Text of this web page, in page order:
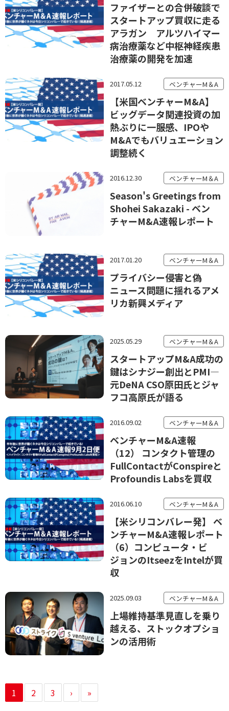
ファイザーとの合併破談で
スタートアップ買収に走る
アラガン アルツハイマー
病治療薬など中枢神経疾患
治療薬の開発を加速
2017.05.12 ベンチャーM＆A
【米国ベンチャーM&A】
ビッグデータ関連投資の加
熱ぶりに一服感、IPOや
M&Aでもバリュエーション
調整続く
2016.12.30 ベンチャーM＆A
Season's Greetings from
Shohei Sakazaki - ベン
チャーM&A速報レポート
2017.01.20 ベンチャーM＆A
プライバシー侵害と偽
ニュース問題に揺れるアメ
リカ新興メディア
2025.05.29 ベンチャーM＆A
スタートアップM&A成功の
鍵はシナジー創出とPMI—
元DeNA CSO原田氏とジャ
フコ高原氏が語る
2016.09.02 ベンチャーM＆A
ベンチャーM&A速報
（12） コンタクト管理の
FullContactがConspireと
Profoundis Labsを買収
2016.06.10 ベンチャーM＆A
【米シリコンバレー発】 ベ
ンチャーM&A速報レポート
（6）コンピュータ・ビ
ジョンのItseezをIntelが買
収
2025.09.03 ベンチャーM＆A
上場維持基準見直しを乗り
越える、ストックオプショ
ンの活用術
1 2 3 › »